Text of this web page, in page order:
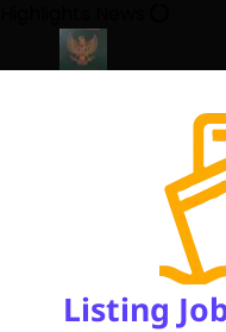
content
Listing